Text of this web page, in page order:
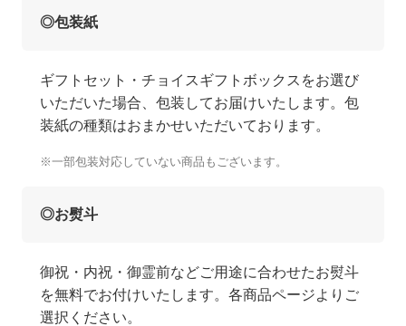
◎包装紙
ギフトセット・チョイスギフトボックスをお選び
いただいた場合、包装してお届けいたします。包
装紙の種類はおまかせいただいております。
※一部包装対応していない商品もございます。
◎お熨斗
御祝・内祝・御霊前などご用途に合わせたお熨斗
を無料でお付けいたします。各商品ページよりご
選択ください。